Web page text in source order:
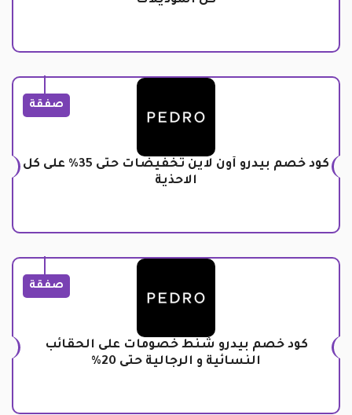
صفقة
كود خصم بيدرو أون لاين تخفيضات حتى 35% على كل
الاحذية
صفقة
كود خصم بيدرو شنط خصومات على الحقائب
النسائية و الرجالية حتى 20%